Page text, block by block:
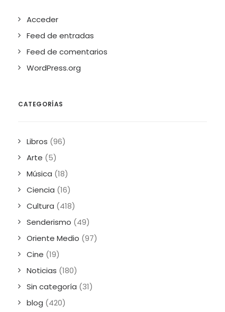
Acceder
Feed de entradas
Feed de comentarios
WordPress.org
CATEGORÍAS
Libros (96)
Arte (5)
Música (18)
Ciencia (16)
Cultura (418)
Senderismo (49)
Oriente Medio (97)
Cine (19)
Noticias (180)
Sin categoría (31)
blog (420)